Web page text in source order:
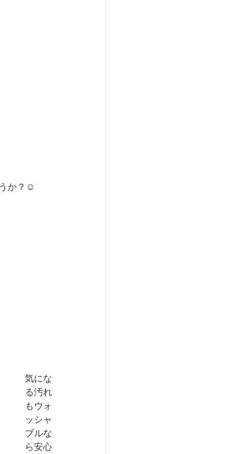
か？☺️
気にな
る汚れ
もウォ
ッシャ
ブルな
ら安心